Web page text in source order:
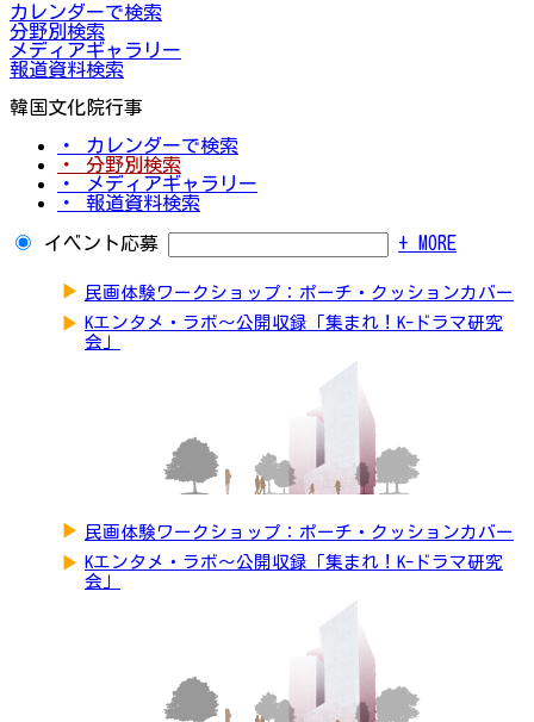
カレンダーで検索
分野別検索
メディアギャラリー
報道資料検索
韓国文化院行事
・ カレンダーで検索
・ 分野別検索
・ メディアギャラリー
・ 報道資料検索
イベント応募 + MORE
▶ 民画体験ワークショップ：ポーチ・クッションカバー
▶ Kエンタメ・ラボ～公開収録「集まれ！K-ドラマ研究
会」
▶ 民画体験ワークショップ：ポーチ・クッションカバー
▶ Kエンタメ・ラボ～公開収録「集まれ！K-ドラマ研究
会」